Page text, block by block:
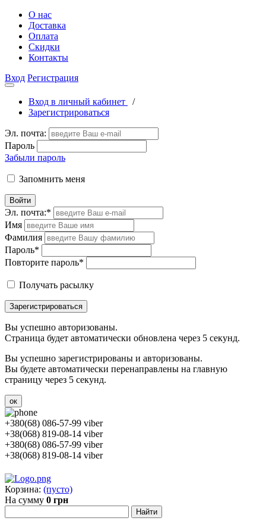
О нас
Доставка
Оплата
Скидки
Контакты
Вход Регистрация
Вход в личный кабинет
/
Зарегистрироваться
Эл. почта:
Пароль
Забыли пароль
Запомнить меня
Войти
Эл. почта:*
Имя
Фамилия
Пароль*
Повторите пароль*
Получать расылку
Зарегистрироваться
Вы успешно авторизованы.
Страница будет автоматически обновлена через 5 секунд.
Вы успешно зарегистрированы и авторизованы.
Вы будете автоматически перенаправлены на главную
страницу через 5 секунд.
ок
+380(68) 086-57-99 viber
+38(068) 819-08-14 viber
+380(68) 086-57-99 viber
+38(068) 819-08-14 viber
Корзина: (пусто)
На сумму 0 грн